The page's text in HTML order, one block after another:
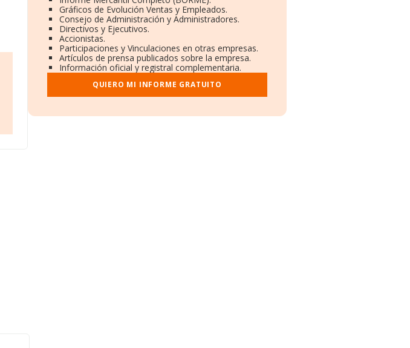
Gráficos de Evolución Ventas y Empleados.
Consejo de Administración y Administradores.
Directivos y Ejecutivos.
Accionistas.
Participaciones y Vinculaciones en otras empresas.
Artículos de prensa publicados sobre la empresa.
Información oficial y registral complementaria.
QUIERO MI INFORME GRATUITO